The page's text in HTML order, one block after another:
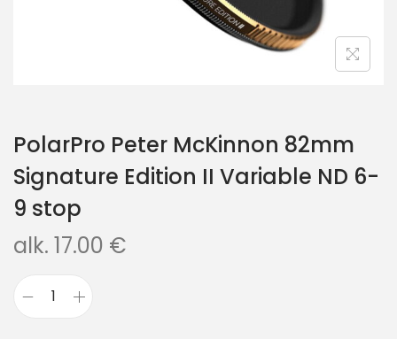
PolarPro Peter McKinnon 82mm
Signature Edition II Variable ND 6-
9 stop
alk. 17.00 €